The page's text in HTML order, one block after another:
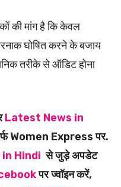
की मांग है कि केवल
घोषित करने के बजाय
तरीके से ऑडिट होना
Latest News in
Women Express पर.
Hindi से जुड़े अपडेट
पर ज्वॉइन करें,